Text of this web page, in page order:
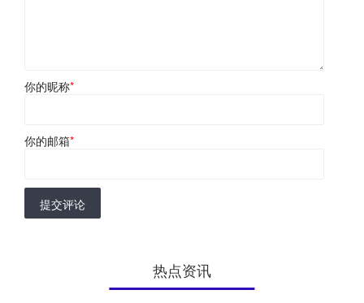
你的昵称*
你的邮箱*
提交评论
热点资讯